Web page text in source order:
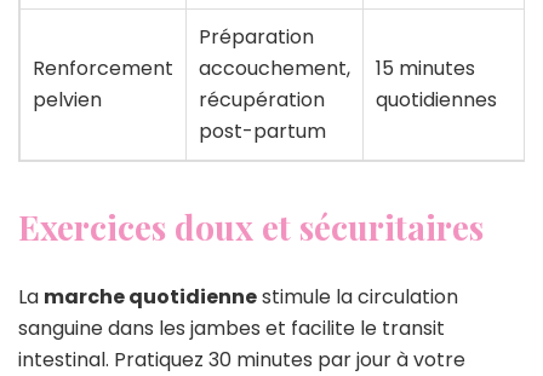
Renforcement
pelvien
Préparation
accouchement,
récupération
post-partum
15 minutes
quotidiennes
Exercices doux et sécuritaires
La marche quotidiennestimule la circulation
sanguine dans les jambes et facilite le transit
intestinal. Pratiquez 30 minutes par jour à votre